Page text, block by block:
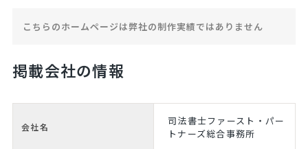
こちらのホームページは弊社の制作実績ではありません
掲載会社の情報
会社名
司法書士ファースト・パー
トナーズ総合事務所